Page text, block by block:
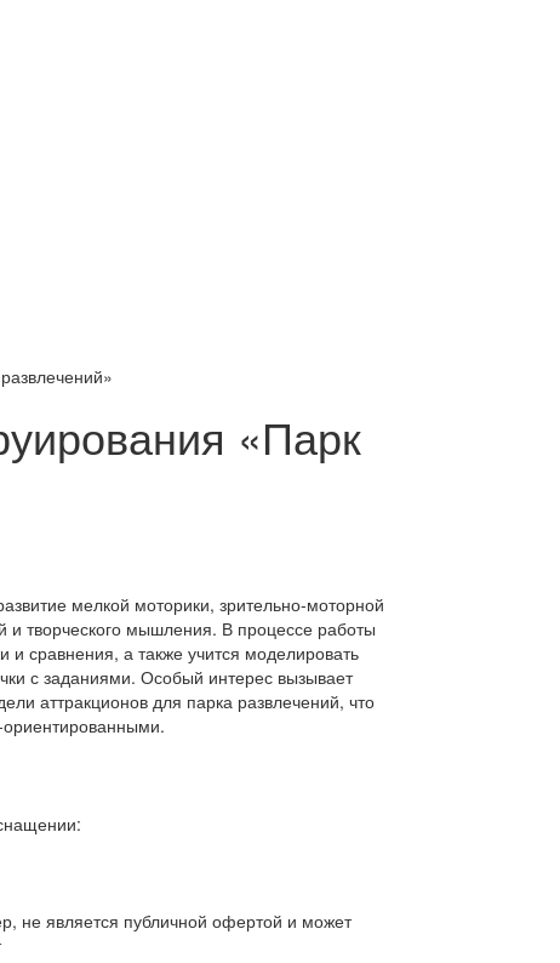
«Парк
мелкой моторики, зрительно-моторной
и творческого мышления. В процессе работы
и сравнения, а также учится моделировать
с заданиями. Особый интерес вызывает
аттракционов для парка развлечений, что
не является публичной офертой и может